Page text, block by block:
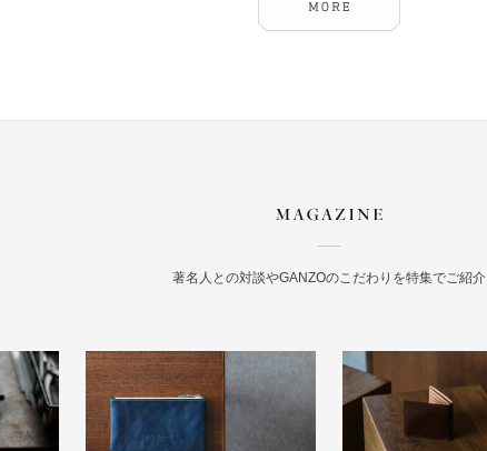
著名人との対談やGANZOのこだわりを特集でご紹介